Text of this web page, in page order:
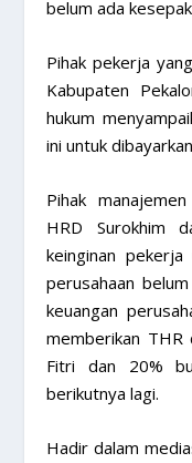
belum ada
Pihak pekerja
Kabupaten
hukum
ini untuk
Pihak
HRD Surokhim
keinginan
perusahaan
keuangan
memberikan THR
Fitri dan 20%
berikutnya lagi.
Hadir dalam